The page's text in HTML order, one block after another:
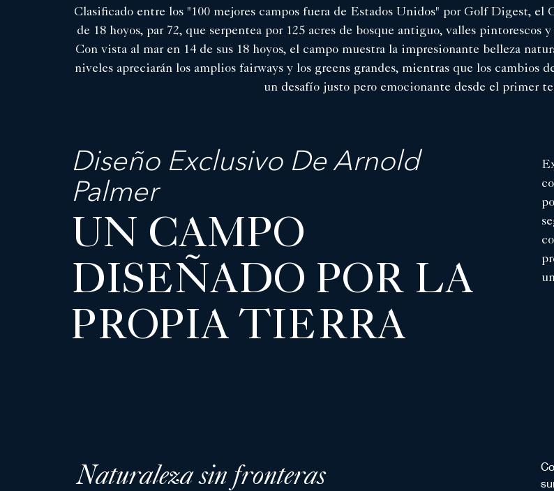
Clasificado entre los "100 mejores campos fuera de Estados Unidos" por Golf Digest, el
de 18 hoyos, par 72, que serpentea por 125 acres de bosque antiguo, valles pintorescos
Con vista al mar en 14 de sus 18 hoyos, el campo muestra la impresionante belleza
niveles apreciarán los amplios fairways y los greens grandes, mientras que los
un desafío justo pero emocionante desde el primer
Diseño Exclusivo De Arnold
Palmer
UN CAMPO
DISEÑADO POR LA
PROPIA TIERRA
Naturaleza sin fronteras